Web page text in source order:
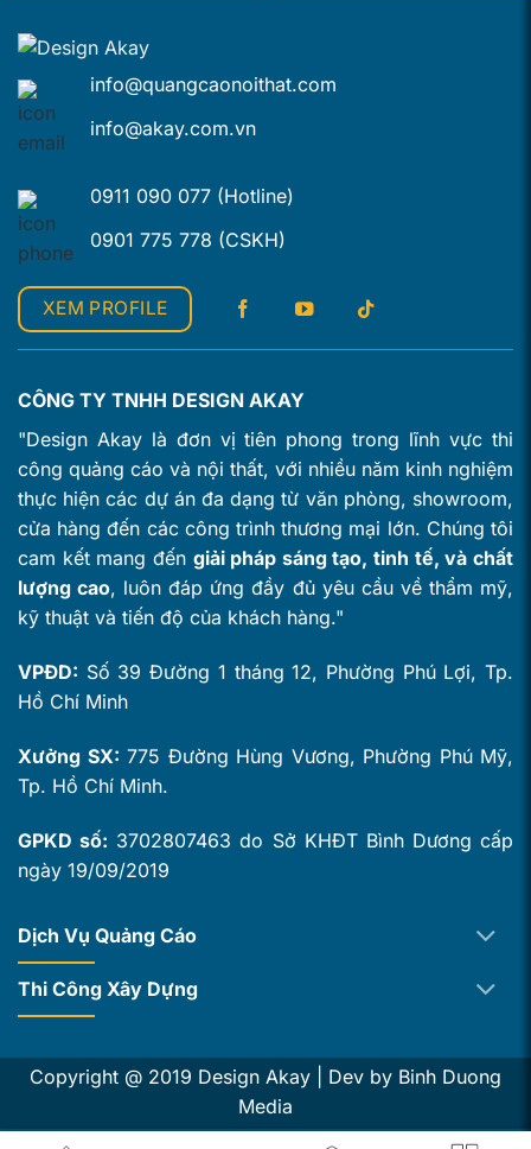
info@quangcaonoithat.com
info@akay.com.vn
0911 090 077 (Hotline)
0901 775 778 (CSKH)
XEM PROFILE
CÔNG TY TNHH DESIGN AKAY
"Design Akay là đơn vị tiên phong trong lĩnh vực thi
công quảng cáo và nội thất, với nhiều năm kinh nghiệm
thực hiện các dự án đa dạng từ văn phòng, showroom,
cửa hàng đến các công trình thương mại lớn. Chúng tôi
cam kết mang đến giải pháp sáng tạo, tinh tế, và chất
lượng cao, luôn đáp ứng đầy đủ yêu cầu về thẩm mỹ,
kỹ thuật và tiến độ của khách hàng."
VPĐD: Số 39 Đường 1 tháng 12, Phường Phú Lợi, Tp.
Hồ Chí Minh
Xưởng SX: 775 Đường Hùng Vương, Phường Phú Mỹ,
Tp. Hồ Chí Minh.
GPKD số: 3702807463 do Sở KHĐT Bình Dương cấp
ngày 19/09/2019
Dịch Vụ Quảng Cáo
Thi Công Xây Dựng
Copyright @ 2019 Design Akay | Dev by Binh Duong
Media